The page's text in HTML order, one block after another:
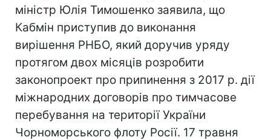
міністр Юлія Тимошенко заявила, що
Кабмін приступив до виконання
вирішення РНБО, який доручив уряду
протягом двох місяців розробити
законопроект про припинення з 2017 р. дії
міжнародних договорів про тимчасове
перебування на території України
Чорноморського флоту Росії. 17 травня